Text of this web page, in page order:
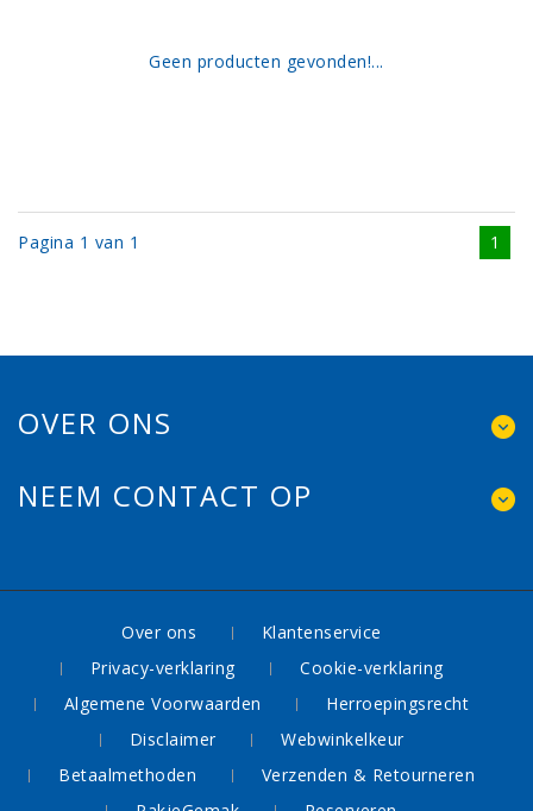
Geen producten gevonden!...
Pagina 1 van 1 1
OVER ONS
NEEM CONTACT OP
Over ons
Klantenservice
Privacy-verklaring
Cookie-verklaring
Algemene Voorwaarden
Herroepingsrecht
Disclaimer
Webwinkelkeur
Betaalmethoden
Verzenden & Retourneren